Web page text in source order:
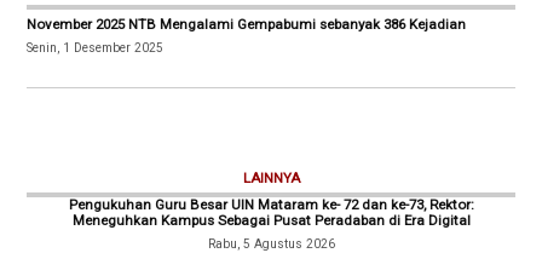
November 2025 NTB Mengalami Gempabumi sebanyak 386 Kejadian
Senin, 1 Desember 2025
LAINNYA
Pengukuhan Guru Besar UIN Mataram ke- 72 dan ke-73, Rektor:
Meneguhkan Kampus Sebagai Pusat Peradaban di Era Digital
Rabu, 5 Agustus 2026